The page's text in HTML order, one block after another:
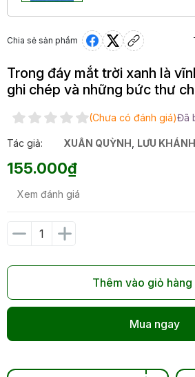
Chia sẻ sản phẩm
Trong đáy mắt trời xanh là
ghi chép và những bức thư
(Chưa có đánh giá)Đã
Tác giả: XUÂN QUỲNH LƯU
155.000₫
Xem đánh giá
Thêm vào giỏ hàng
Mua ngay